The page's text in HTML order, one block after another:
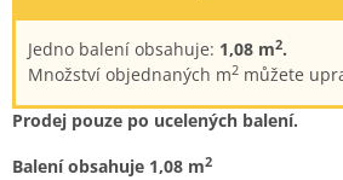
Jedno balení obsahuje: 1,08 m2.
Množství objednaných m2 můžete
Prodej pouze po ucelených balení.
Balení obsahuje 1,08 m2